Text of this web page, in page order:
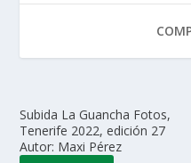
s
p
p
b
o
k
er
k
e
n
Subida La Guancha Fotos,
Tenerife 2022, edición 27
Autor: Maxi Pérez